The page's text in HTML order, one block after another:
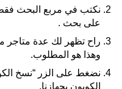
نكتب في مربع البحث
على بحث .
راح تظهر لك عدة متاجر
وهذا هو المطلوب.
نضغط على الزر “نسخ
الكوبون بجهازنا.